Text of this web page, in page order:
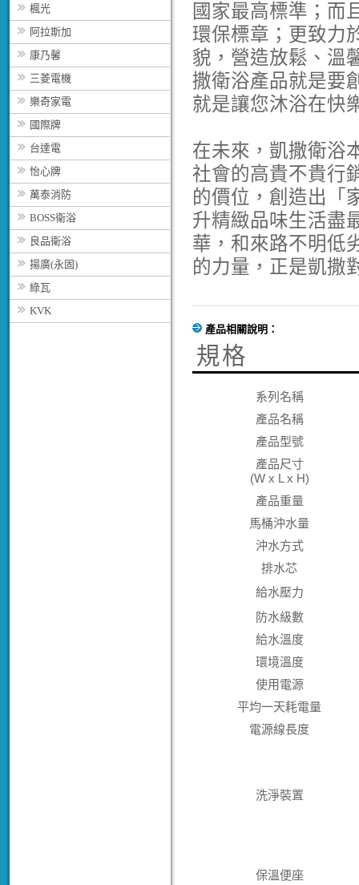
楓光
阿拉斯加
康乃馨
三菱電機
樂奇家電
國際牌
台達電
怡心牌
萬泰消防
BOSS衛浴
良品衛浴
揚廣(永固)
綠瓦
KVK
國家最高標準；而
環保標章；更致力
貌，營造放鬆、溫
撒衛浴產品就是要
就是讓您沐浴在快
在未來，凱撒衛浴
社會的高貴不貴行
的價位，創造出「
升精緻品味生活盡
華，和來路不明低
的力量，正是凱撒
產品相關說明：
規格
系列名稱
產品名稱
產品型號
產品尺寸
(W x L x H)
產品重量
馬桶沖水量
沖水方式
排水芯
給水壓力
防水級數
給水溫度
環境溫度
使用電源
平均一天耗電量
電源線長度
洗淨裝置
保溫便座